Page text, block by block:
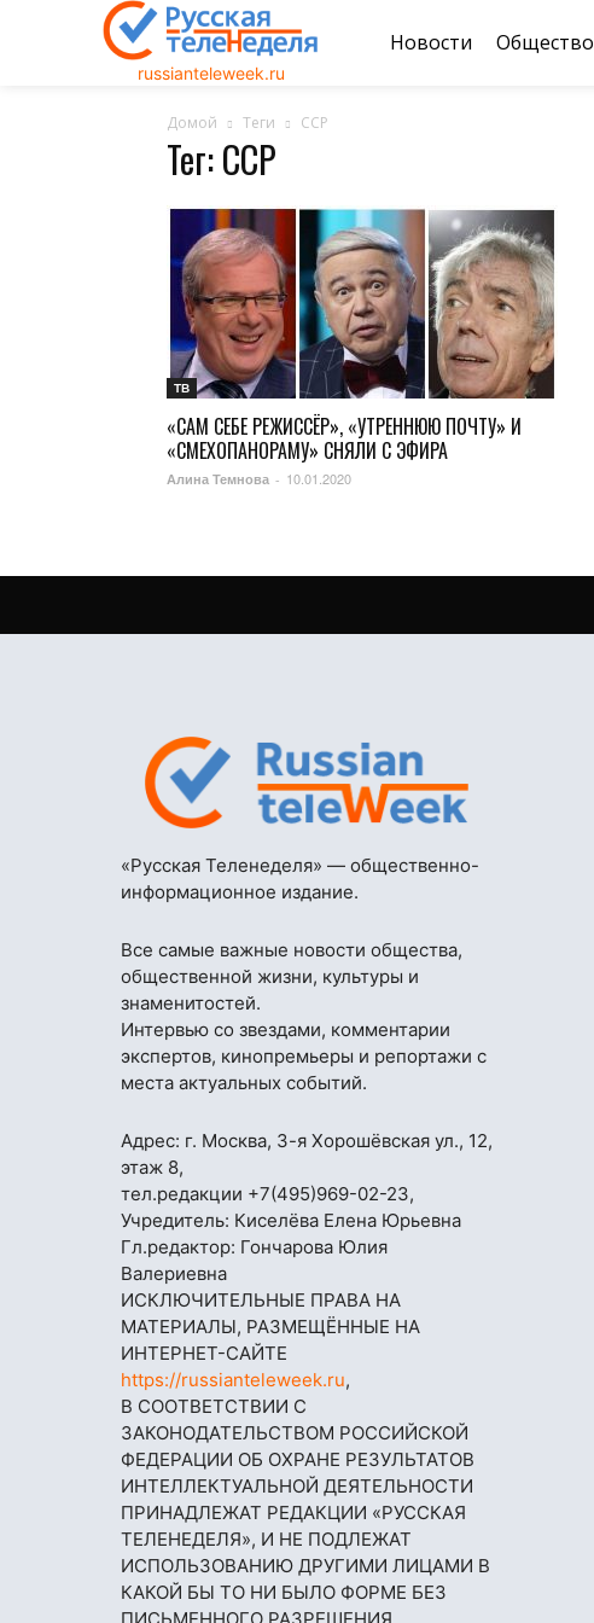
russianteleweek.ru
Новости Общество
Домой Теги ССР
Тег: ССР
ТВ
«САМ СЕБЕ РЕЖИССЁР», «УТРЕННЮЮ ПОЧТУ» И
«СМЕХОПАНОРАМУ» СНЯЛИ С ЭФИРА
Алина Темнова - 10.01.2020
«Русская Теленеделя» — общественно-
информационное издание.
Все самые важные новости общества,
общественной жизни, культуры и
знаменитостей.
Интервью со звездами, комментарии
экспертов, кинопремьеры и репортажи с
места актуальных событий.
Адрес: г. Москва, 3-я Хорошёвская ул., 12,
этаж 8,
тел.редакции +7(495)969-02-23,
Учредитель: Киселёва Елена Юрьевна
Гл.редактор: Гончарова Юлия
Валериевна
ИСКЛЮЧИТЕЛЬНЫЕ ПРАВА НА
МАТЕРИАЛЫ, РАЗМЕЩЁННЫЕ НА
ИНТЕРНЕТ-САЙТЕ
https://russianteleweek.ru,
В СООТВЕТСТВИИ С
ЗАКОНОДАТЕЛЬСТВОМ РОССИЙСКОЙ
ФЕДЕРАЦИИ ОБ ОХРАНЕ РЕЗУЛЬТАТОВ
ИНТЕЛЛЕКТУАЛЬНОЙ ДЕЯТЕЛЬНОСТИ
ПРИНАДЛЕЖАТ РЕДАКЦИИ «РУССКАЯ
ТЕЛЕНЕДЕЛЯ», И НЕ ПОДЛЕЖАТ
ИСПОЛЬЗОВАНИЮ ДРУГИМИ ЛИЦАМИ В
КАКОЙ БЫ ТО НИ БЫЛО ФОРМЕ БЕЗ